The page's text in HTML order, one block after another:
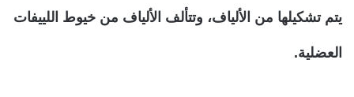
يتم تشكيلها من الألياف، وتتألف الألياف من خيوط اللييفات
العضلية.